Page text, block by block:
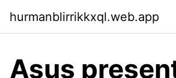
hurmanblirrikkxql.web.app
Asus